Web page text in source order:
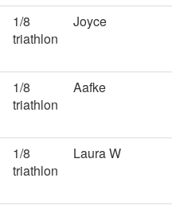
1/8
triathlon
Joyce
1/8
triathlon
Aafke
1/8
triathlon
Laura W